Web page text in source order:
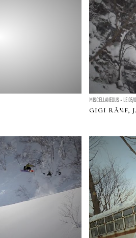
MISCELLANEOUS - LE 05/
GIGI RÃ¼F,